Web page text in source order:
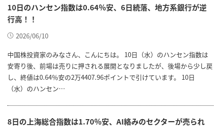
10日のハンセン指数は0.64％安、6日続落、地方系銀行が逆
行高！！
2026/06/10
中国株投資家のみなさん、こんにちは。 10日（水）のハンセン指数は
安寄り後、前場は売りに押される展開となりましたが、後場から少し戻
し、終値は0.64％安の2万4407.96ポイントで引けています。 10日
（水）のハンセン…
8日の上海総合指数は1.70％安、AI絡みのセクターが売られ